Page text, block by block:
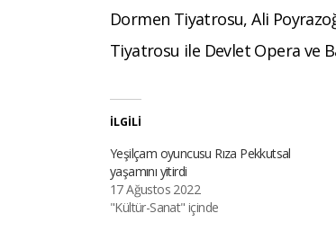
Dormen Tiyatrosu, Ali
Tiyatrosu ile Devlet Opera ve
İLGILI
Yeşilçam oyuncusu Rıza Pekkutsal
yaşamını yitirdi
17 Ağustos 2022
"Kültür-Sanat" içinde